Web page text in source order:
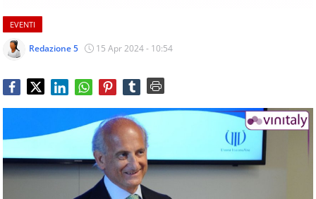
dell'alimentazione,
dei
consumi
del
Food
Service
tutte
novità
EVENTI
Redazione 5 15 Apr 2024 - 10:54